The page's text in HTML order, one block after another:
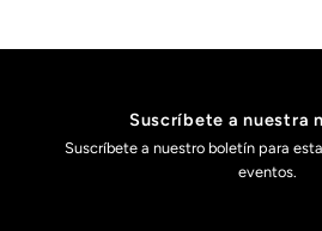
Suscríbete a nuestra
Suscríbete a nuestro boletín para
eventos.